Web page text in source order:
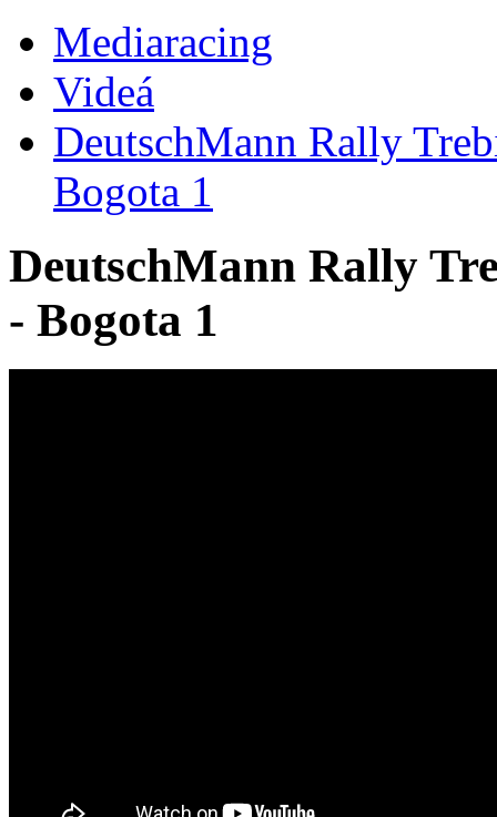
Mediaracing
Videá
DeutschMann Rally
Bogota 1
DeutschMann Rally
- Bogota 1